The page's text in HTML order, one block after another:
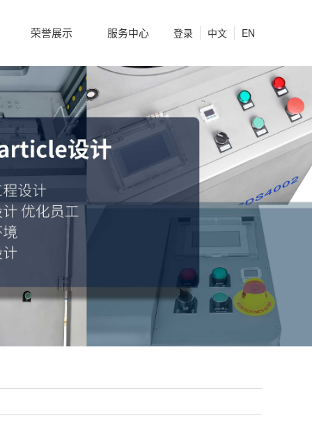
登录 中文 EN
荣誉展示 服务中心